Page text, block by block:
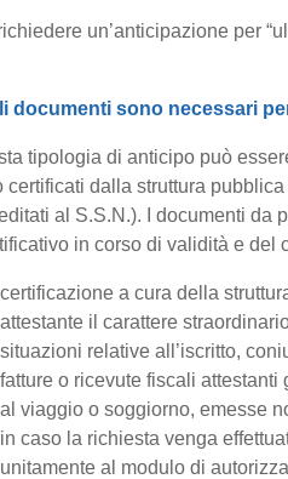
un’anticipazione per
documenti sono necessari
tipologia di anticipo può
certificati dalla struttura
al S.S.N.). I documenti da
in corso di validità e
certificazione a cura della
attestante il carattere
situazioni relative all’iscritto,
fatture o ricevute fiscali
al viaggio o soggiorno, emesse
in caso la richiesta venga
unitamente al modulo di